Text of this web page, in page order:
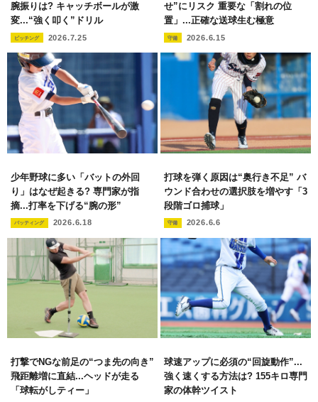
腕振りは? キャッチボールが激
変...“強く叩く”ドリル
ピッチング 2026.7.25
せ”にリスク 重要な「割れの位
置」...正確な送球生む極意
守備 2026.6.15
少年野球に多い「バットの外回
り」はなぜ起きる? 専門家が指
摘...打率を下げる“腕の形”
バッティング 2026.6.18
打球を弾く原因は“奥行き不足” バ
ウンド合わせの選択肢を増やす「3
段階ゴロ捕球」
守備 2026.6.6
打撃でNGな前足の“つま先の向き”
飛距離増に直結...ヘッドが走る
「球転がしティー」
球速アップに必須の“回旋動作”...
強く速くする方法は? 155キロ専門
家の体幹ツイスト